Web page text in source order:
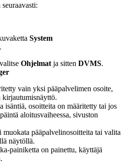
System
Ohjelmat ja sitten DVMS.
vain yksi pääpalvelimen osoite,
kirjautumisnäyttö.
isäntiä, osoitteita on määritetty tai jos
aloitusvaiheessa, sivuston
pääpalvelinosoitteita tai valita
näytöllä.
painiketta on painettu, käyttäjä